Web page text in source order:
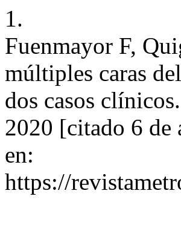
1.
Fuenmayor F,
múltiples caras
dos casos
2020 [citado 6
en:
https://